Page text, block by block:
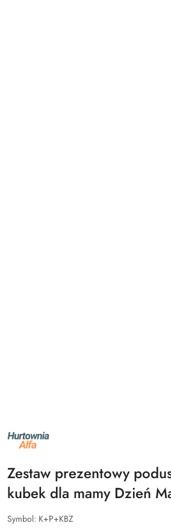
NAZWA
PRODUCENTA:
ALFA
Zestaw prezentowy
kubek dla mamy Dzień
Symbol: K+P+KBZ